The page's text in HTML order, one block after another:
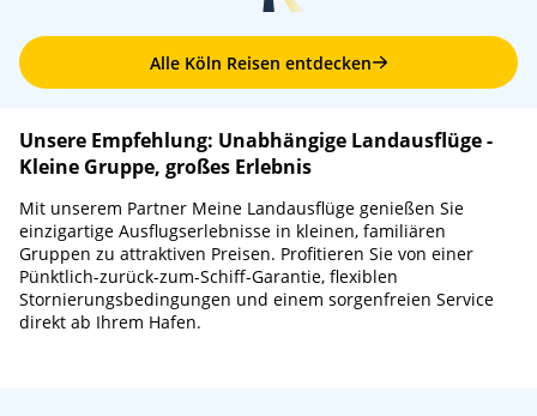
Alle Köln Reisen entdecken
Unsere Empfehlung: Unabhängige Landausflüge -
Kleine Gruppe, großes Erlebnis
Mit unserem Partner Meine Landausflüge genießen Sie
einzigartige Ausflugserlebnisse in kleinen, familiären
Gruppen zu attraktiven Preisen. Profitieren Sie von einer
Pünktlich-zurück-zum-Schiff-Garantie, flexiblen
Stornierungsbedingungen und einem sorgenfreien Service
direkt ab Ihrem Hafen.